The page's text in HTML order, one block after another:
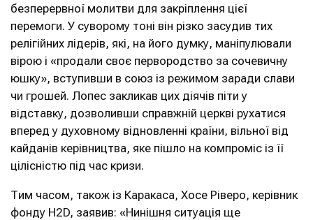
безперервної молитви для закріплення цієї
перемоги. У суворому тоні він різко засудив тих
релігійних лідерів, які, на його думку, маніпулювали
вірою і «продали своє первородство за сочевичну
юшку», вступивши в союз із режимом заради слави
чи грошей. Лопес закликав цих діячів піти у
відставку, дозволивши справжній церкві рухатися
вперед у духовному відновленні країни, вільної від
кайданів керівництва, яке пішло на компроміс із її
цілісністю під час кризи.
Тим часом, також із Каракаса, Хосе Ріверо, керівник
фонду H2D, заявив: «Нинішня ситуація ще